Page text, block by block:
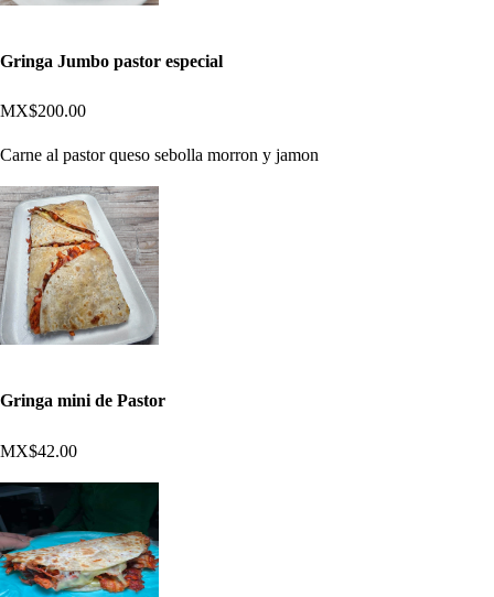
Gringa Jumbo pastor especial
MX$200.00
Carne al pastor queso sebolla morron y jamon
Gringa mini de Pastor
MX$42.00